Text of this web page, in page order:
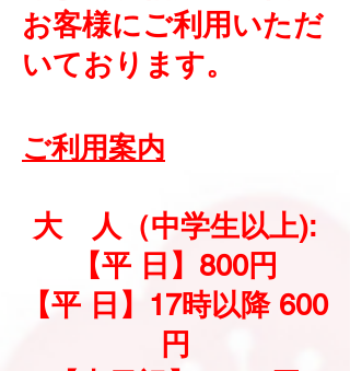
お客様にご利用いただ
いております。
ご利用案内
大 人（中学生以上):
【平 日】800円
【平 日】17時以降 600
円